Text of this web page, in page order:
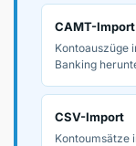
CAMT-Import
Kontoauszüge
Banking
CSV-Import
Kontoumsätze